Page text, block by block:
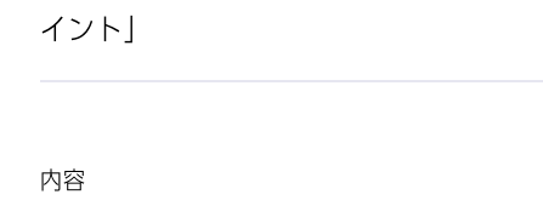
イント」
内容